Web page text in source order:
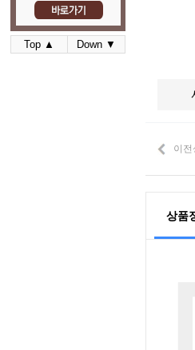
Top ▲ Down ▼
이전
상품